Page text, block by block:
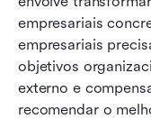
empresariais
empresariais
objetivos
externo e
recomendar o